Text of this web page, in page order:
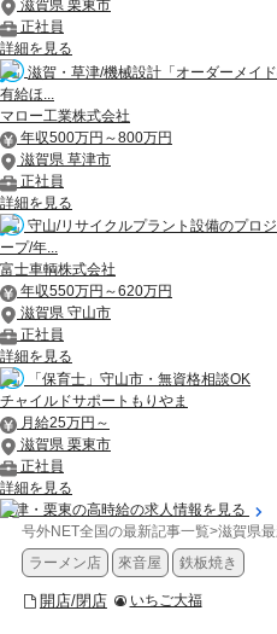
滋賀県 栗東市
正社員
詳細を見る
滋賀・草津/機械設計「オーダーメイ
有給ほ...
マロー工業株式会社
年収500万円～800万円
滋賀県 草津市
正社員
詳細を見る
守山/リサイクルプラント設備のプロ
ープ/年...
富士車輌株式会社
年収550万円～620万円
滋賀県 守山市
正社員
詳細を見る
「保育士」守山市・無資格相談OK
チャイルドサポートもりやま
月給25万円～
滋賀県 栗東市
正社員
詳細を見る
草津・栗東の高時給の求人情報を見る
号外NET全国の最新記事一覧>滋賀県
ラーメン店
來音屋 鉄板焼き
開店/閉店 いちご大福